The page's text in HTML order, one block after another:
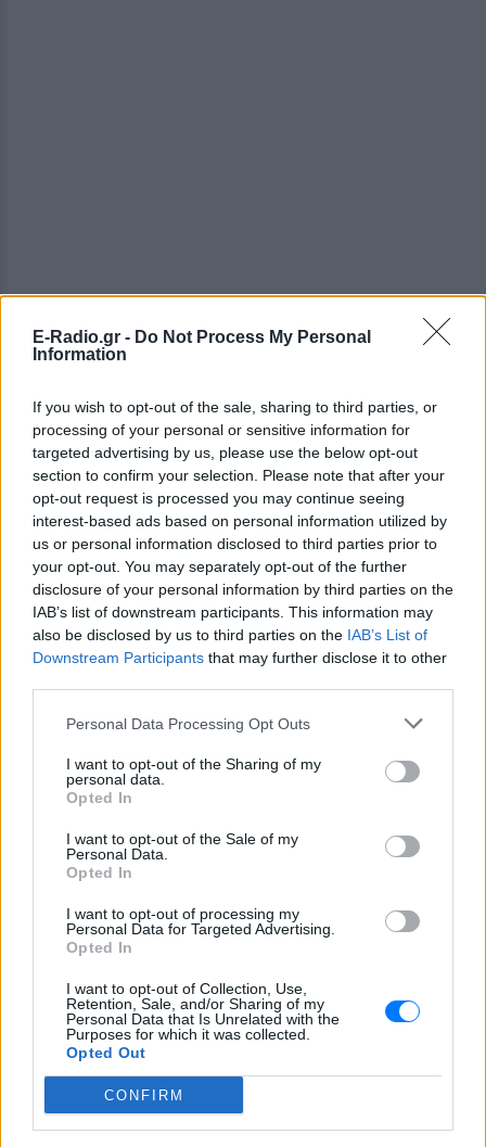
E-Radio.gr - Do Not Process My Personal
Information
If you wish to opt-out of the sale, sharing to third parties, or
processing of your personal or sensitive information for
targeted advertising by us, please use the below opt-out
section to confirm your selection. Please note that after your
opt-out request is processed you may continue seeing
interest-based ads based on personal information utilized by
us or personal information disclosed to third parties prior to
your opt-out. You may separately opt-out of the further
disclosure of your personal information by third parties on the
IAB’s list of downstream participants. This information may
also be disclosed by us to third parties on the IAB’s List of
Downstream Participants that may further disclose it to other
Personal Data Processing Opt Outs
I want to opt-out of the Sharing of my
personal data.
Opted In
I want to opt-out of the Sale of my
Personal Data.
Opted In
I want to opt-out of processing my
Personal Data for Targeted Advertising.
Opted In
I want to opt-out of Collection, Use,
Retention, Sale, and/or Sharing of my
Personal Data that Is Unrelated with the
Purposes for which it was collected.
Opted Out
CONFIRM
ΔΙΑΦΗΜΙΣΗ